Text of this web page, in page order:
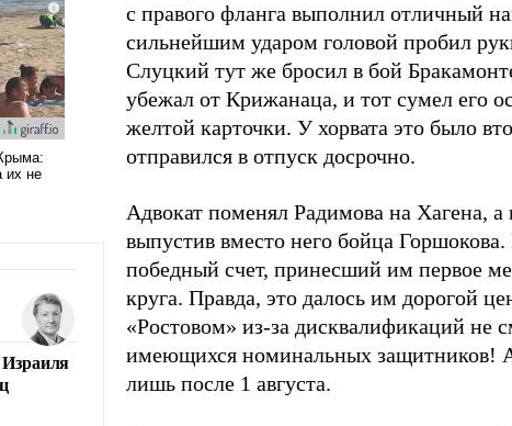
с правого фланга выполнил отличный
сильнейшим ударом головой пробил
Слуцкий тут же бросил в бой
убежал от Крижанаца, и тот сумел его
желтой карточки. У хорвата это было
отправился в отпуск досрочно.
Адвокат поменял Радимова на Хагена,
выпустив вместо него бойца
победный счет, принесший им первое
круга. Правда, это далось им дорогой
«Ростовом» из-за дисквалификаций не
имеющихся номинальных защитников!
лишь после 1 августа.